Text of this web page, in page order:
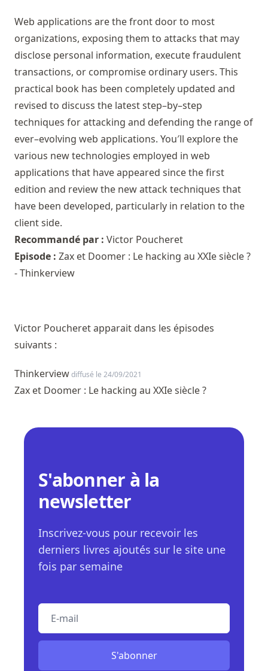
Web applications are the front door to most
organizations, exposing them to attacks that may
disclose personal information, execute fraudulent
transactions, or compromise ordinary users. This
practical book has been completely updated and
revised to discuss the latest step–by–step
techniques for attacking and defending the range of
ever–evolving web applications. You′ll explore the
various new technologies employed in web
applications that have appeared since the first
edition and review the new attack techniques that
have been developed, particularly in relation to the
client side.
Recommandé par : Victor Poucheret
Episode : Zax et Doomer : Le hacking au XXIe siècle ?
- Thinkerview
Victor Poucheret apparait dans les épisodes
suivants :
Thinkerviewdiffusé le 24/09/2021
Zax et Doomer : Le hacking au XXIe siècle ?
S'abonner à la
newsletter
Inscrivez-vous pour recevoir les
derniers livres ajoutés sur le site une
fois par semaine
E-mail
S'abonner